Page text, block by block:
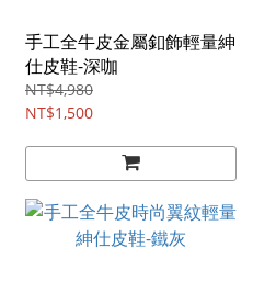
手工全牛皮金屬釦飾輕量紳
仕皮鞋-深咖
NT$4,980
NT$1,500